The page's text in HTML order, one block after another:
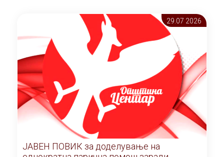
29.07 2026
ЈАВЕН ПОВИК за доделување на